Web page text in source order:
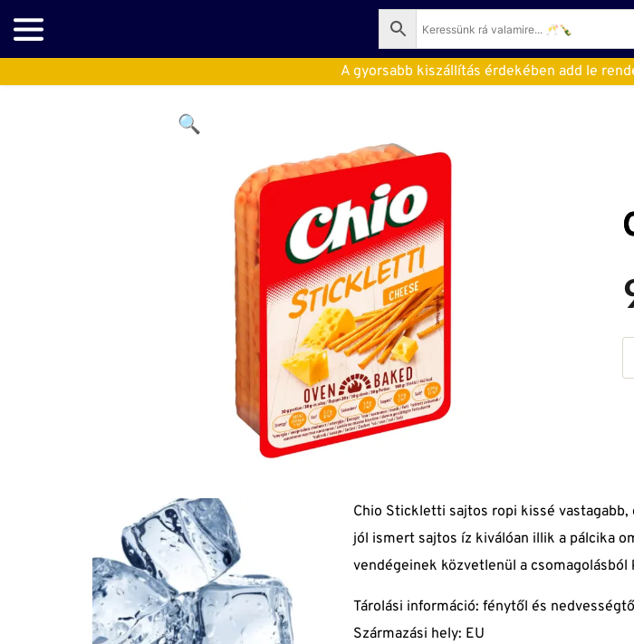
A gyorsabb kiszállítás érdekében add le
🔍
Chio Stickletti sajtos ropi kissé
jól ismert sajtos íz kiválóan illik a pálcika
vendégeinek közvetlenül a
Tárolási információ: fénytől és
Származási hely: EU